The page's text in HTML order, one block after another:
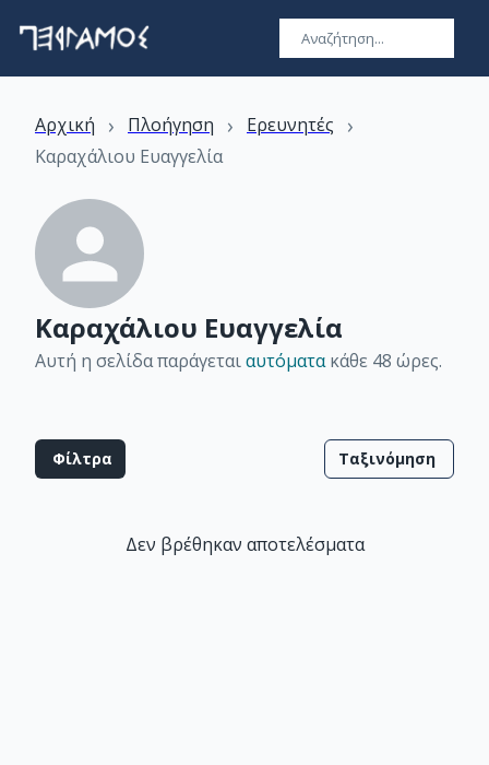
Αρχική › Πλοήγηση › Ερευνητές ›
Καραχάλιου Ευαγγελία
Καραχάλιου Ευαγγελία
Αυτή η σελίδα παράγεταιαυτόματακάθε 48 ώρες.
Φίλτρα Ταξινόμηση
Δεν βρέθηκαν αποτελέσματα